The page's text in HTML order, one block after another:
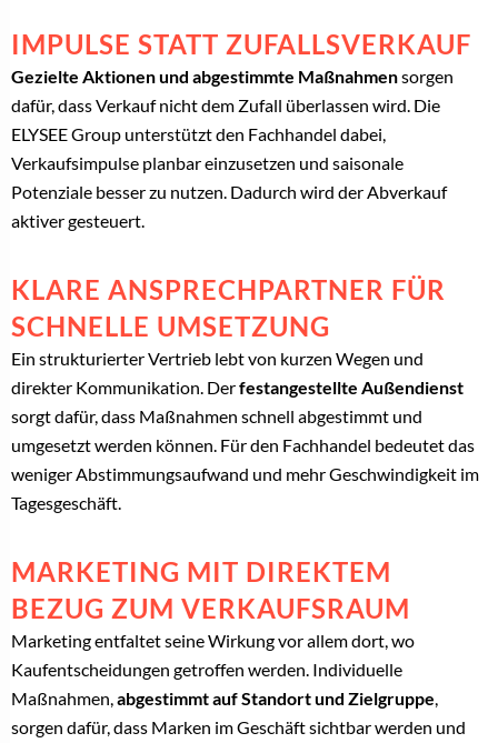
IMPULSE STATT ZUFALLSVERKAUF
Gezielte Aktionen und abgestimmte Maßnahmensorgen
dafür, dass Verkauf nicht dem Zufall überlassen wird. Die
ELYSEE Group unterstützt den Fachhandel dabei,
Verkaufsimpulse planbar einzusetzen und saisonale
Potenziale besser zu nutzen. Dadurch wird der Abverkauf
aktiver gesteuert.
KLARE ANSPRECHPARTNER FÜR
SCHNELLE UMSETZUNG
Ein strukturierter Vertrieb lebt von kurzen Wegen und
direkter Kommunikation. Derfestangestellte Außendienst
sorgt dafür, dass Maßnahmen schnell abgestimmt und
umgesetzt werden können. Für den Fachhandel bedeutet das
weniger Abstimmungsaufwand und mehr Geschwindigkeit im
Tagesgeschäft.
MARKETING MIT DIREKTEM
BEZUG ZUM VERKAUFSRAUM
Marketing entfaltet seine Wirkung vor allem dort, wo
Kaufentscheidungen getroffen werden. Individuelle
Maßnahmen, abgestimmt auf Standort und Zielgruppe
sorgen dafür, dass Marken im Geschäft sichtbar werden und